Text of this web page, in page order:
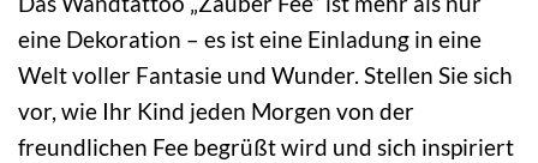
eine Dekoration – es ist eine Einladung in eine
Welt voller Fantasie und Wunder. Stellen Sie sich
vor, wie Ihr Kind jeden Morgen von der
freundlichen Fee begrüßt wird und sich inspiriert